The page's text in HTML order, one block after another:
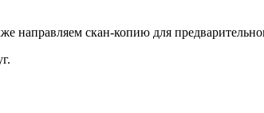
скан-копию для